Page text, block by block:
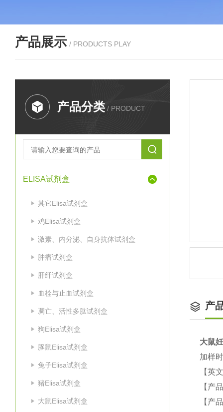
产品展示 / PRODUCTS PLAY
产品分类 / PRODUCT
ELISA试剂盒
其它Elisa试剂盒
鸡Elisa试剂盒
激素、内分泌、自身抗体试剂盒
肿瘤试剂盒
肝纤试剂盒
血栓与止血试剂盒
凋亡、活性多肽试剂盒
狗Elisa试剂盒
豚鼠Elisa试剂盒
兔子Elisa试剂盒
猪Elisa试剂盒
大鼠Elisa试剂盒
产
大鼠
加样
【英
【产
【产